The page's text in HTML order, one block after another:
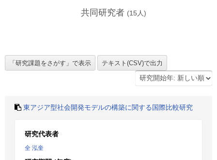
共同研究者 (15 人)
東アジア型社会開発モデルの構築に関する国際比較研究
研究代表者
全 泓奎